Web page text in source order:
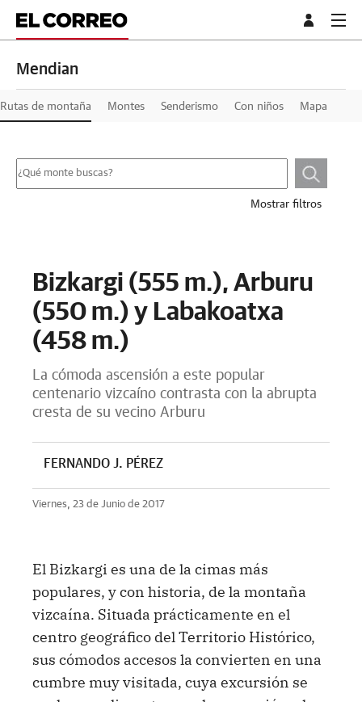
Mendian
Rutas de montaña Montes Senderismo Con niños Mapa
Mostrar filtros
Bizkargi (555 m.), Arburu
(550 m.) y Labakoatxa
(458 m.)
La cómoda ascensión a este popular
centenario vizcaíno contrasta con la abrupta
cresta de su vecino Arburu
FERNANDO J. PÉREZ
Viernes, 23 de Junio de 2017
El Bizkargi es una de la cimas más
populares, y con historia, de la montaña
vizcaína. Situada prácticamente en el
centro geográfico del Territorio Histórico,
sus cómodos accesos la convierten en una
cumbre muy visitada, cuya excursión se